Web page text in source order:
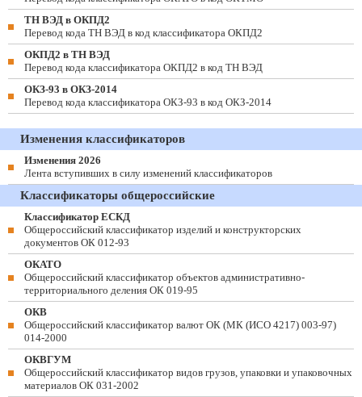
ТН ВЭД в ОКПД2
Перевод кода ТН ВЭД в код классификатора ОКПД2
ОКПД2 в ТН ВЭД
Перевод кода классификатора ОКПД2 в код ТН ВЭД
ОКЗ-93 в ОКЗ-2014
Перевод кода классификатора ОКЗ-93 в код ОКЗ-2014
Изменения классификаторов
Изменения 2026
Лента вступивших в силу изменений классификаторов
Классификаторы общероссийские
Классификатор ЕСКД
Общероссийский классификатор изделий и конструкторских
документов ОК 012-93
ОКАТО
Общероссийский классификатор объектов административно-
территориального деления ОК 019-95
ОКВ
Общероссийский классификатор валют ОК (МК (ИСО 4217) 003-97)
014-2000
ОКВГУМ
Общероссийский классификатор видов грузов, упаковки и упаковочных
материалов ОК 031-2002